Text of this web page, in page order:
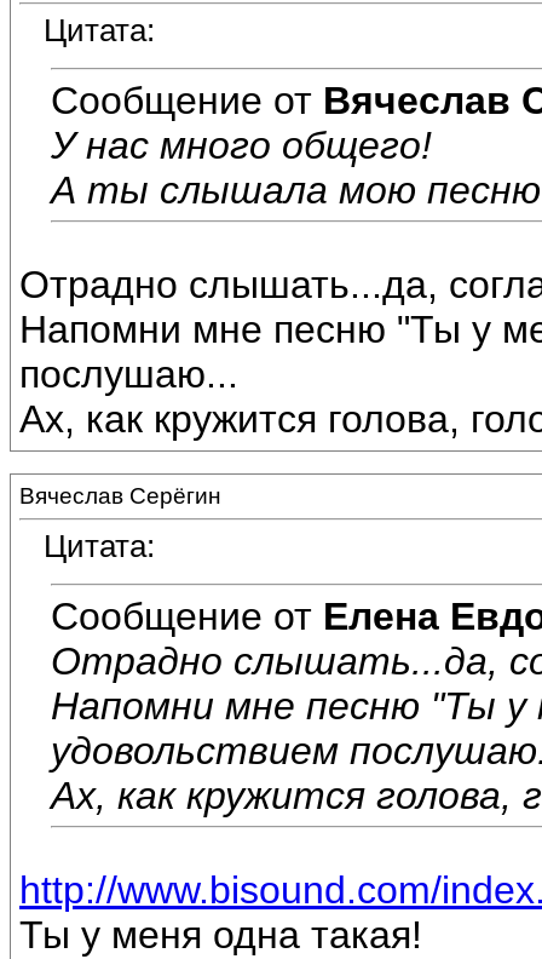
Цитата:
Сообщение от Вячеслав
У нас много общего!
А ты слышала мою песню
Отрадно слышать...да,
Напомни мне песню "Ты у
послушаю...
Ах, как кружится голова,
Вячеслав Серёгин
Цитата:
Сообщение от Елена
Отрадно слышать...да,
Напомни мне песню "Ты у
удовольствием
Ах, как кружится голова,
http://www.bisound.com/
Ты у меня одна такая!